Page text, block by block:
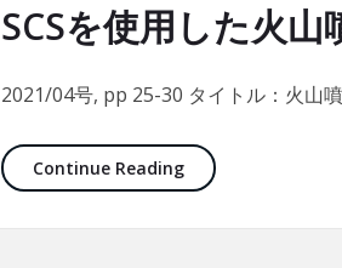
SCSを使用した火
2021/04号, pp 25-30 タイトル：火山
Continue ReadingSCSを使用した火山